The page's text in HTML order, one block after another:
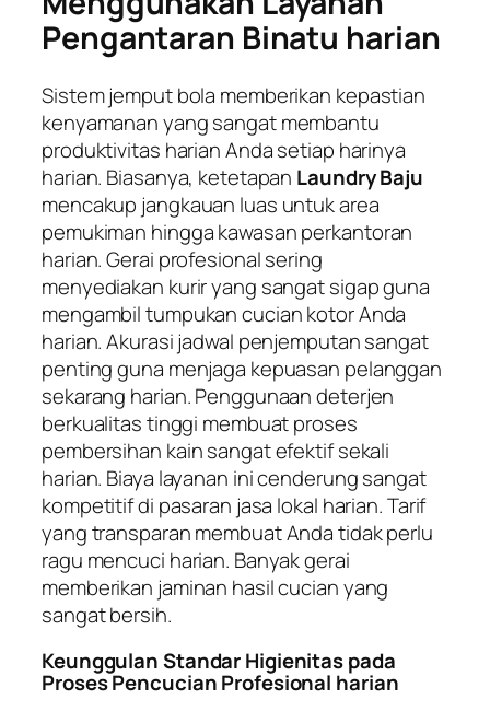
Pengantaran Binatu harian
Sistem jemput bola memberikan kepastian
kenyamanan yang sangat membantu
produktivitas harian Anda setiap harinya
harian. Biasanya, ketetapan Laundry Baju
mencakup jangkauan luas untuk area
pemukiman hingga kawasan perkantoran
harian. Gerai profesional sering
menyediakan kurir yang sangat sigap guna
mengambil tumpukan cucian kotor Anda
harian. Akurasi jadwal penjemputan sangat
penting guna menjaga kepuasan pelanggan
sekarang harian. Penggunaan deterjen
berkualitas tinggi membuat proses
pembersihan kain sangat efektif sekali
harian. Biaya layanan ini cenderung sangat
kompetitif di pasaran jasa lokal harian. Tarif
yang transparan membuat Anda tidak perlu
ragu mencuci harian. Banyak gerai
memberikan jaminan hasil cucian yang
sangat bersih.
Keunggulan Standar Higienitas pada
Proses Pencucian Profesional harian